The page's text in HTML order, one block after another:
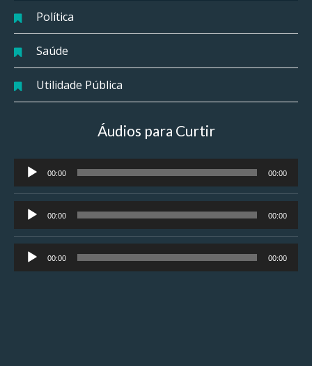
Política
Saúde
Utilidade Pública
Áudios para Curtir
Tocador
de
áudio
00:00 00:00
Tocador
de
áudio
00:00 00:00
Tocador
de
00:00 00:00